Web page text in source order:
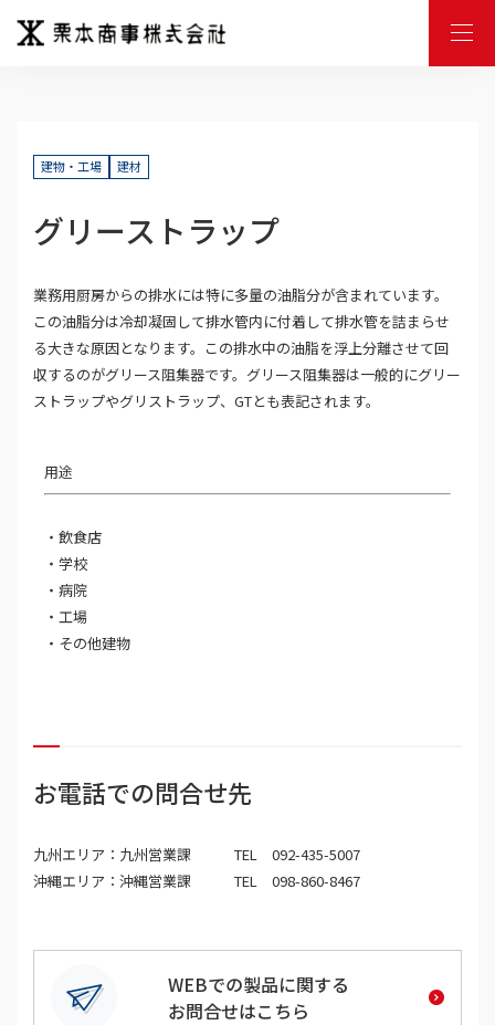
M
建物・工場 建材
グリーストラップ
業務用厨房からの排水には特に多量の油脂分が含まれています。
この油脂分は冷却凝固して排水管内に付着して排水管を詰まらせ
る大きな原因となります。この排水中の油脂を浮上分離させて回
収するのがグリース阻集器です。グリース阻集器は一般的にグリー
ストラップやグリストラップ、GTとも表記されます。
用途
・飲食店
・学校
・病院
・工場
・その他建物
お電話での問合せ先
九州エリア：九州営業課 TEL 092-435-5007
沖縄エリア：沖縄営業課 TEL 098-860-8467
WEBでの製品に関する
お問合せはこちら